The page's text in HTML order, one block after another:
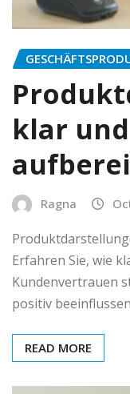
klar
Ragna
Erfahren Sie, wie
Kundenvertrauen
positiv
READ MORE